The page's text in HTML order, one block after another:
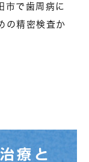
市で歯周病に
の精密検査か
療と